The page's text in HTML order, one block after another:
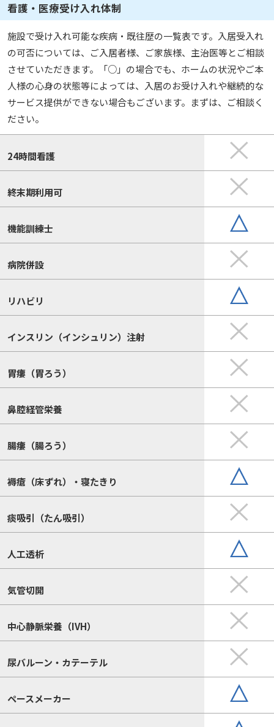
看護・医療受け入れ体制
施設で受け入れ可能な疾病・既往歴の一覧表です。入居受入れ
の可否については、ご入居者様、ご家族様、主治医等とご相談
させていただきます。「○」の場合でも、ホームの状況やご本
人様の心身の状態等によっては、入居のお受け入れや継続的な
サービス提供ができない場合もございます。まずは、ご相談く
ださい。
24時間看護
終末期利用可
機能訓練士
病院併設
リハビリ
インスリン（インシュリン）注射
胃瘻（胃ろう）
鼻腔経管栄養
腸瘻（腸ろう）
褥瘡（床ずれ）・寝たきり
痰吸引（たん吸引）
人工透析
気管切開
中心静脈栄養（IVH）
尿バルーン・カテーテル
ペースメーカー